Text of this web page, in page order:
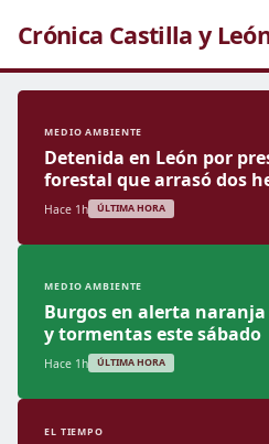
Crónica Castilla y
MEDIO AMBIENTE
Detenida en León por
forestal que arrasó dos
Hace 1h ÚLTIMA HORA
MEDIO AMBIENTE
Burgos en alerta
y tormentas este sábado
Hace 1h ÚLTIMA HORA
EL TIEMPO